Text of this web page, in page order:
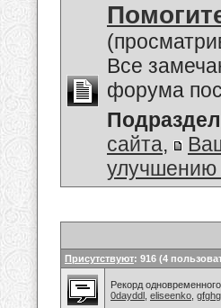
Все
форума
сайта,
улучшению
Присутствуют: 916 (4
Рекорд
0dayddl eliseenko